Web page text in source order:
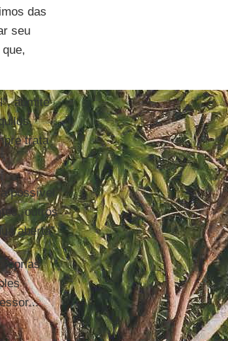
das
seu
admite
trata
possível
outros
aberta”.